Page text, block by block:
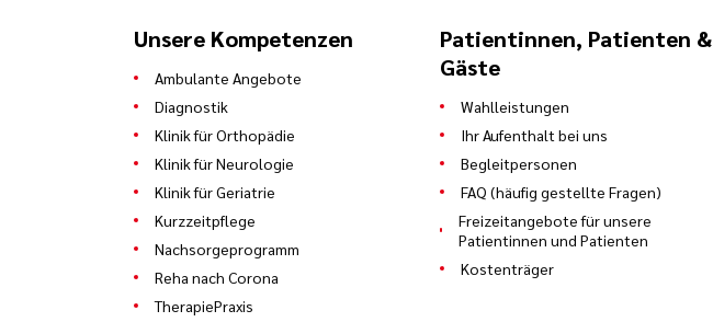
Unsere Kompetenzen
Ambulante Angebote
Diagnostik
Klinik für Orthopädie
Klinik für Neurologie
Klinik für Geriatrie
Kurzzeitpflege
Nachsorgeprogramm
Reha nach Corona
TherapiePraxis
Patientinnen, Patienten &
Gäste
Wahlleistungen
Ihr Aufenthalt bei uns
Begleitpersonen
FAQ (häufig gestellte Fragen)
Freizeitangebote für unsere
Patientinnen und Patienten
Kostenträger